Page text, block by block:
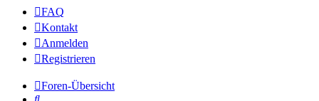
FAQ
Kontakt
Anmelden
Registrieren
Foren-Übersicht